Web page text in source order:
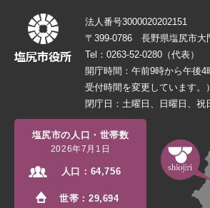
法人番号3000020202151
〒399-0786 長野県塩尻市大
Tel：0263-52-0280（代表）
開庁時間：午前9時から午後
受付時間を変更しています。）
閉庁日：土曜日、日曜日、祝
塩尻市の人口・世帯数
2026年7月1日
人口： 64,756
世帯：29,694